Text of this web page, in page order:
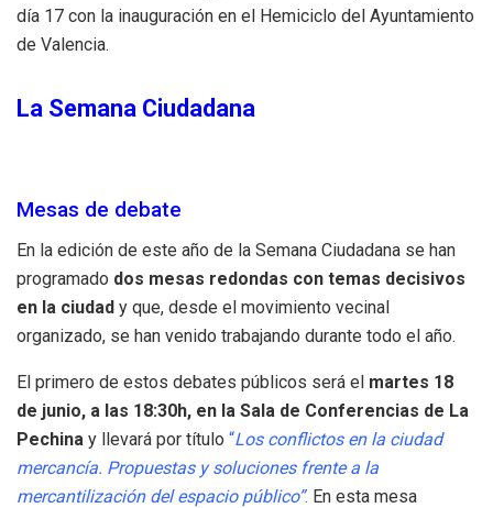
día 17 con la inauguración en el Hemiciclo del Ayuntamiento
de Valencia.
La Semana Ciudadana
Mesas de debate
En la edición de este año de la Semana Ciudadana se han
programado dos mesas redondas con temas decisivos
en la ciudad y que, desde el movimiento vecinal
organizado, se han venido trabajando durante todo el año.
El primero de estos debates públicos será el martes 18
de junio, a las 18:30h, en la Sala de Conferencias de La
Pechina y llevará por título “Los conflictos en la ciudad
mercancía. Propuestas y soluciones frente a la
mercantilización del espacio público”. En esta mesa